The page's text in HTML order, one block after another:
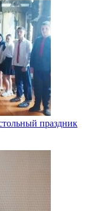
праздник